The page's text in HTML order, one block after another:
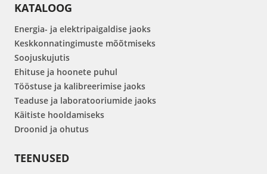
KATALOOG
Energia- ja elektripaigaldise jaoks
Keskkonnatingimuste mõõtmiseks
Soojuskujutis
Ehituse ja hoonete puhul
Tööstuse ja kalibreerimise jaoks
Teaduse ja laboratooriumide jaoks
Käitiste hooldamiseks
Droonid ja ohutus
TEENUSED